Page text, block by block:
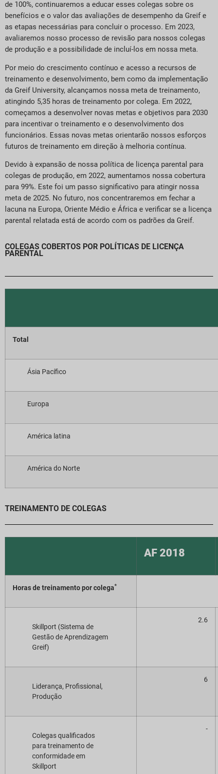
de 100%, continuaremos a educar esses colegas sobre os
benefícios e o valor das avaliações de desempenho da Greif e
as etapas necessárias para concluir o processo. Em 2023,
avaliaremos nosso processo de revisão para nossos colegas
de produção e a possibilidade de incluí-los em nossa meta.
Por meio do crescimento contínuo e acesso a recursos de
treinamento e desenvolvimento, bem como da implementação
da Greif University, alcançamos nossa meta de treinamento,
atingindo 5,35 horas de treinamento por colega. Em 2022,
começamos a desenvolver novas metas e objetivos para 2030
para incentivar o treinamento e o desenvolvimento dos
funcionários. Essas novas metas orientarão nossos esforços
futuros de treinamento em direção à melhoria contínua.
Devido à expansão de nossa política de licença parental para
colegas de produção, em 2022, aumentamos nossa cobertura
para 99%. Este foi um passo significativo para atingir nossa
meta de 2025. No futuro, nos concentraremos em fechar a
lacuna na Europa, Oriente Médio e África e verificar se a licença
parental relatada está de acordo com os padrões da Greif.
COLEGAS COBERTOS POR POLÍTICAS DE LICENÇA
PARENTAL
Total
Ásia Pacífico
Europa
América latina
América do Norte
TREINAMENTO DE COLEGAS
AF 2018
Horas de treinamento por colega*
Skillport (Sistema de
Gestão de Aprendizagem
Greif)
2.6
Liderança, Profissional,
Produção
6
Colegas qualificados
para treinamento de
conformidade em
Skillport
-